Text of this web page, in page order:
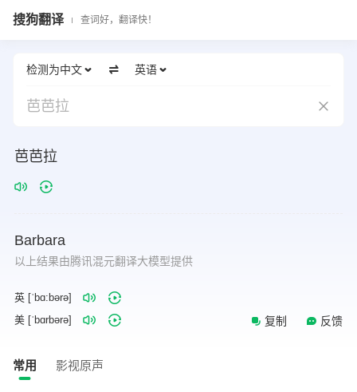
搜狗翻译 查词好，翻译快！
检测为中文 英语
芭芭拉
芭芭拉
Barbara
以上结果由腾讯混元翻译大模型提供
英 [ˈbɑ:bərə]
美 [ˈbɑrbərə]
复制 反馈
常用 影视原声